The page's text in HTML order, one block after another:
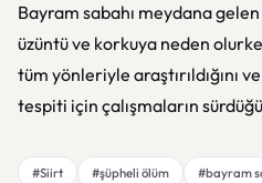
Bayram sabahı meydana
üzüntü ve korkuya neden
tüm yönleriyle araştırıldığını
tespiti için çalışmaların
#Siirt #şüpheli ölüm #bayram